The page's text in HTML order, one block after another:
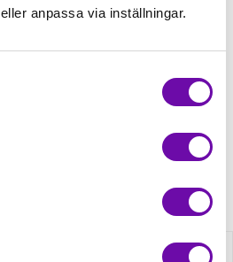
anpassa via inställningar.